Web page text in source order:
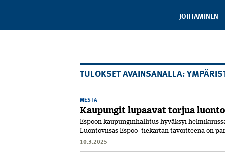
JOHTAMINEN
TULOKSET AVAINSANALLA:
MESTA
Kaupungit lupaavat torjua
Espoon kaupunginhallitus hyväksyi
Luontoviisas Espoo -tiekartan tavoitteena on
10.3.2025